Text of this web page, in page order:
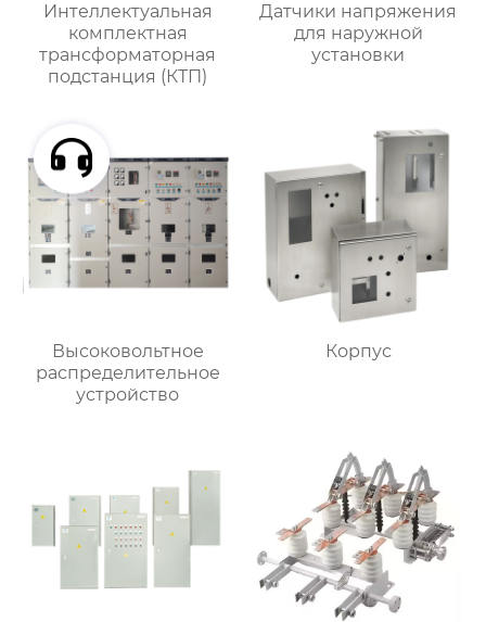
Интеллектуальная
комплектная
трансформаторная
подстанция (КТП)
Датчики напряжения
для наружной
установки
Высоковольтное
распределительное
устройство
Корпус